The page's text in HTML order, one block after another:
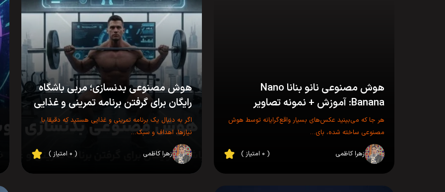
هوش مصنوعی نانو بنانا Nano
Banana: آموزش + نمونه تصاویر
هر جا که می‌بینید عکس‌های بسیار واقع‌گرایانه توسط هوش
مصنوعی ساخته شده، بای…
زهرا کاظمی ( ۰ امتیاز )
هوش مصنوعی بدنسازی؛ مربی باشگاه
رایگان برای گرفتن برنامه تمرینی و غذایی
اگر به دنبال یک برنامه تمرینی و غذایی هستید که دقیقا با
نیازها، اهداف و سبک…
زهرا کاظمی ( ۰ امتیاز )